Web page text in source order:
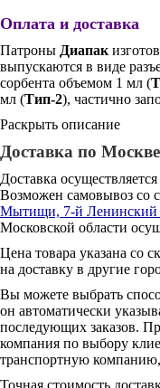
Оплата и доставка
Патроны Диапак
выпускаются в виде
сорбента объемом 1 мл (
мл (Тип-2), частично
Раскрыть описание
Доставка по Москве
Доставка
Возможен самовывоз со
Мытищи, 7-й Ленинский
Московской области
Цена товара указана со
на доставку в другие
Вы можете выбрать
он автоматически
последующих заказов.
компания по выбору
транспортную компанию,
Точная стоимость